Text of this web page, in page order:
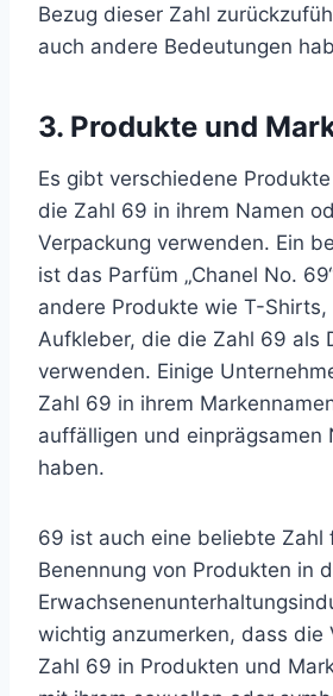
Bezug dieser Zahl
auch andere Bedeutungen
3. Produkte und
Es gibt verschiedene
die Zahl 69 in ihrem Namen
Verpackung verwenden. Ein
ist das Parfüm „Chanel No.
andere Produkte wie T-Shirts,
Aufkleber, die die Zahl 69 als
verwenden. Einige
Zahl 69 in ihrem
auffälligen und einprägsamen
haben.
69 ist auch eine beliebte Zahl
Benennung von Produkten in
wichtig anzumerken, dass die
Zahl 69 in Produkten und